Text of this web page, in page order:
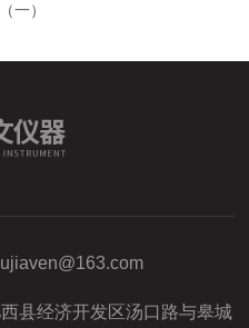
一）
县经济开发区汤口路与皋城